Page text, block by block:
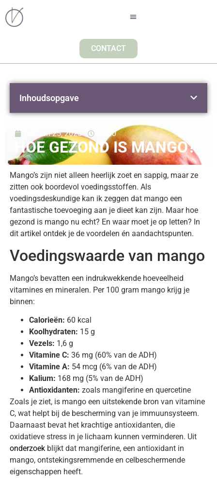
CONTACT
februari 25, 2025 16:00
HOE GEZOND IS MANGO?
Mango’s zijn niet alleen heerlijk zoet en sappig, maar ze
zitten ook boordevol voedingsstoffen. Als
voedingsdeskundige kan ik zeggen dat mango een
fantastische toevoeging aan je dieet kan zijn. Maar hoe
gezond is mango nu echt? En waar moet je op letten? In
dit artikel ontdek je de voordelen én aandachtspunten.
Voedingswaarde van mango
Mango’s bevatten een indrukwekkende hoeveelheid
vitamines en mineralen. Per 100 gram mango krijg je
binnen:
Calorieën: 60 kcal
Koolhydraten: 15 g
Vezels: 1,6 g
Vitamine C: 36 mg (60% van de ADH)
Vitamine A: 54 mcg (6% van de ADH)
Kalium: 168 mg (5% van de ADH)
Antioxidanten: zoals mangiferine en quercetine
Zoals je ziet, is mango een uitstekende bron van vitamine
C, wat helpt bij de bescherming van je immuunsysteem.
Daarnaast bevat het krachtige antioxidanten, die
oxidatieve stress in je lichaam kunnen verminderen. Uit
onderzoek blijkt dat mangiferine, een antioxidant in
mango, ontstekingsremmende en celbeschermende
eigenschappen heeft.
Inhoudsopgave